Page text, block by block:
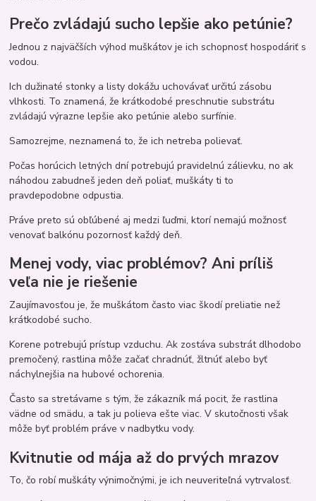
Prečo zvládajú sucho lepšie ako petúnie?
Jednou z najväčších výhod muškátov je ich schopnosť hospodáriť s
vodou.
Ich dužinaté stonky a listy dokážu uchovávať určitú zásobu
vlhkosti. To znamená, že krátkodobé preschnutie substrátu
zvládajú výrazne lepšie ako petúnie alebo surfínie.
Samozrejme, neznamená to, že ich netreba polievať.
Počas horúcich letných dní potrebujú pravidelnú zálievku, no ak
náhodou zabudneš jeden deň poliať, muškáty ti to
pravdepodobne odpustia.
Práve preto sú obľúbené aj medzi ľuďmi, ktorí nemajú možnosť
venovať balkónu pozornosť každý deň.
Menej vody, viac problémov? Ani príliš
veľa nie je riešenie
Zaujímavosťou je, že muškátom často viac škodí preliatie než
krátkodobé sucho.
Korene potrebujú prístup vzduchu. Ak zostáva substrát dlhodobo
premočený, rastlina môže začať chradnúť, žltnúť alebo byť
náchylnejšia na hubové ochorenia.
Často sa stretávame s tým, že zákazník má pocit, že rastlina
vädne od smädu, a tak ju polieva ešte viac. V skutočnosti však
môže byť problém práve v nadbytku vody.
Kvitnutie od mája až do prvých mrazov
To, čo robí muškáty výnimočnými, je ich neuveriteľná vytrvalosť.